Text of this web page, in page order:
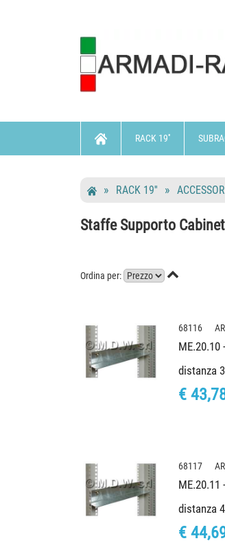
RACK 19''
RACK 19''
Staffe Supporto
Ordina per: 
68116
distanza
€
68117
distanza
€